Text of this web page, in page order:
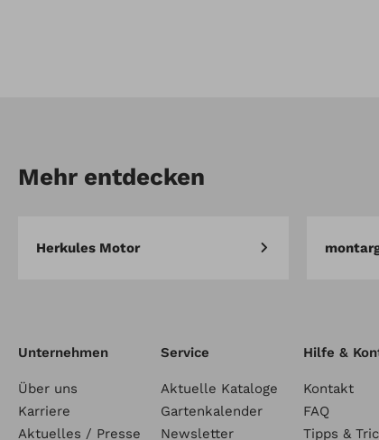
Mehr entdecken
Herkules Motor
Unternehmen
Über uns
Karriere
Aktuelles / Presse
Service
Aktuelle Kataloge
Gartenkalender
Newsletter
Hilfe &
Kontakt
FAQ
Tipps &